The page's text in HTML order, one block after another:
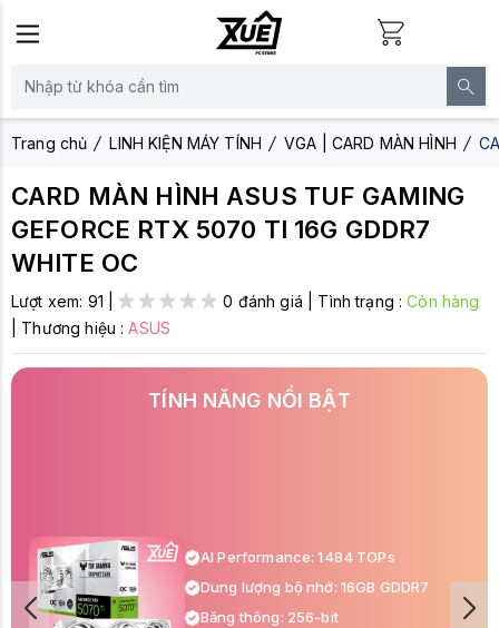
Trang chủ LINH KIỆN MÁY TÍNH VGA | CARD MÀN HÌNH
CARD MÀN HÌNH ASUS TUF GAMING
GEFORCE RTX 5070 TI 16G GDDR7
WHITE OC
Lượt xem: 91 | 0 đánh giá Tình trạng :Còn hàng
Thương hiệu :ASUS
TÍNH NĂNG NỔI BẬT
AI Performance: 1484 TOPs
Dung lượng bộ nhớ: 16GB GDDR7
Băng thông: 256-bit